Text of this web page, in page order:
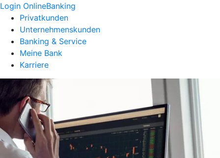
Login OnlineBanking
Privatkunden
Unternehmenskunden
Banking & Service
Meine Bank
Karriere